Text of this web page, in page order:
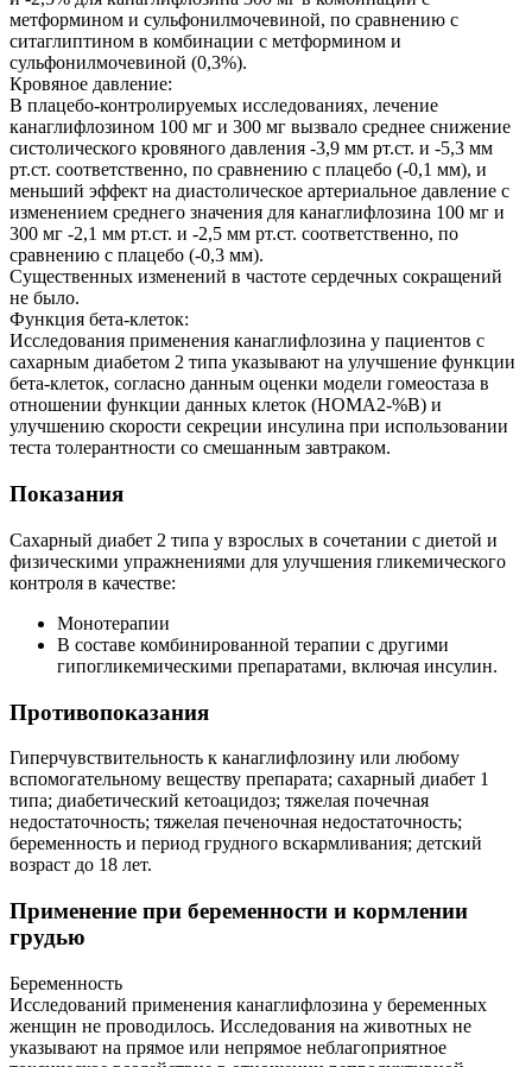
метформином и сульфонилмочевиной, по сравнению с
ситаглиптином в комбинации с метформином и
сульфонилмочевиной (0,3%).
Кровяное давление:
В плацебо-контролируемых исследованиях, лечение
канаглифлозином 100 мг и 300 мг вызвало среднее снижение
систолического кровяного давления -3,9 мм рт.ст. и -5,3 мм
рт.ст. соответственно, по сравнению с плацебо (-0,1 мм), и
меньший эффект на диастолическое артериальное давление с
изменением среднего значения для канаглифлозина 100 мг и
300 мг -2,1 мм рт.ст. и -2,5 мм рт.ст. соответственно, по
сравнению с плацебо (-0,3 мм).
Существенных изменений в частоте сердечных сокращений
не было.
Функция бета-клеток:
Исследования применения канаглифлозина у пациентов с
сахарным диабетом 2 типа указывают на улучшение функции
бета-клеток, согласно данным оценки модели гомеостаза в
отношении функции данных клеток (HOMA2-%B) и
улучшению скорости секреции инсулина при использовании
теста толерантности со смешанным завтраком.
Показания
Сахарный диабет 2 типа у взрослых в сочетании с диетой и
физическими упражнениями для улучшения гликемического
контроля в качестве:
Монотерапии
В составе комбинированной терапии с другими
гипогликемическими препаратами, включая инсулин.
Противопоказания
Гиперчувствительность к канаглифлозину или любому
вспомогательному веществу препарата; сахарный диабет 1
типа; диабетический кетоацидоз; тяжелая почечная
недостаточность; тяжелая печеночная недостаточность;
беременность и период грудного вскармливания; детский
возраст до 18 лет.
Применение при беременности и кормлении
грудью
Беременность
Исследований применения канаглифлозина у беременных
женщин не проводилось. Исследования на животных не
указывают на прямое или непрямое неблагоприятное